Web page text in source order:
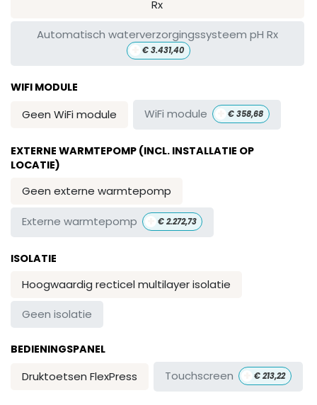
Rx
Automatisch waterverzorgingssysteem pH Rx
€3.431,40
WIFI MODULE
Geen WiFi module WiFi module €358,68
EXTERNE WARMTEPOMP (INCL. INSTALLATIE OP
LOCATIE)
Geen externe warmtepomp
Externe warmtepomp €2.272,73
ISOLATIE
Hoogwaardig recticel multilayer isolatie
Geen isolatie
BEDIENINGSPANEL
Druktoetsen FlexPress Touchscreen €213,22